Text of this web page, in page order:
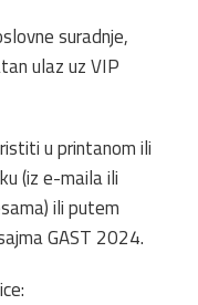
suradnje,
ulaz uz VIP
u printanom ili
(iz e-maila ili
ili putem
GAST 2024.